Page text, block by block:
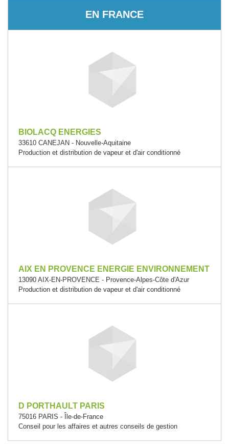
EN FRANCE
BIOLACQ ENERGIES
33610 CANEJAN - Nouvelle-Aquitaine
Production et distribution de vapeur et d'air conditionné
AIX EN PROVENCE ENERGIE ENVIRONNEMENT
13090 AIX-EN-PROVENCE - Provence-Alpes-Côte d'Azur
Production et distribution de vapeur et d'air conditionné
D PORTHAULT PARIS
75016 PARIS - Île-de-France
Conseil pour les affaires et autres conseils de gestion